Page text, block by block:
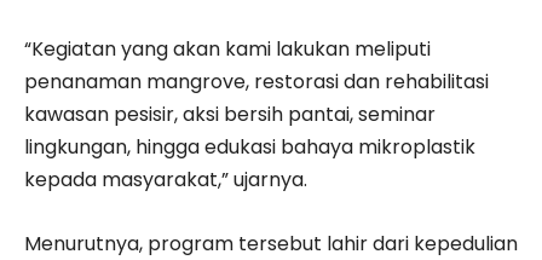
“Kegiatan yang akan kami lakukan meliputi
penanaman mangrove, restorasi dan rehabilitasi
kawasan pesisir, aksi bersih pantai, seminar
lingkungan, hingga edukasi bahaya mikroplastik
kepada masyarakat,” ujarnya.
Menurutnya, program tersebut lahir dari kepedulian